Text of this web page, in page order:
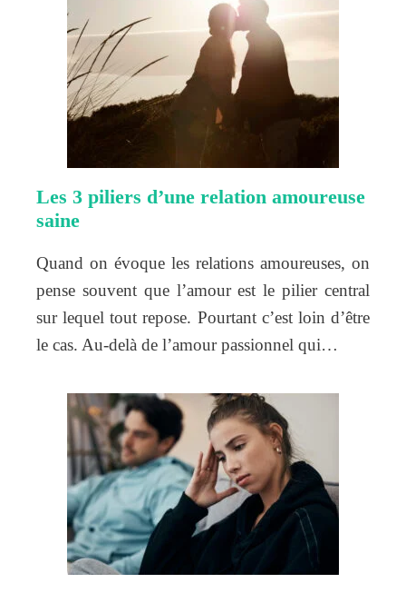
Les 3 piliers d’une relation amoureuse
saine
Quand on évoque les relations amoureuses, on
pense souvent que l’amour est le pilier central
sur lequel tout repose. Pourtant c’est loin d’être
le cas. Au-delà de l’amour passionnel qui…